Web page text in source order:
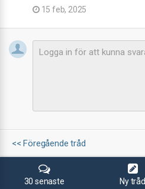
15 feb, 2025
<< Föregående tråd
30 senaste Ny tråd